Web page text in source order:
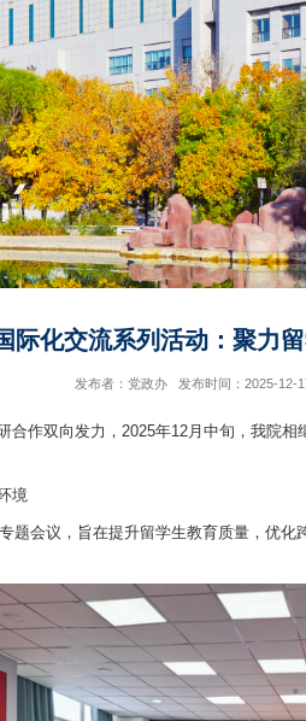
展国际化交流系列活动
科研合作双向发力，2025年12月中
园环境
交流专题会议，旨在提升留学生教育